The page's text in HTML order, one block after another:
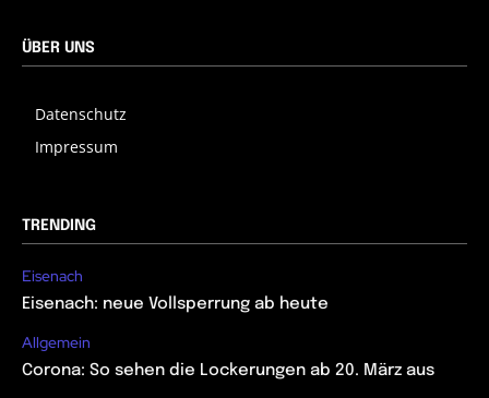
ÜBER UNS
Datenschutz
Impressum
TRENDING
Eisenach
Eisenach: neue Vollsperrung ab heute
Allgemein
Corona: So sehen die Lockerungen ab 20. März aus